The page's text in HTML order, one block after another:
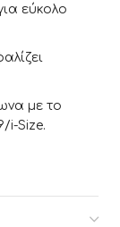
εύκολο
με το
i-Size.